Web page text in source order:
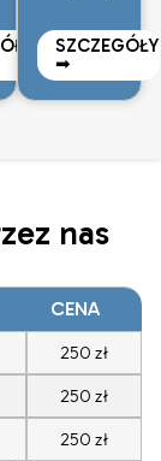
SZCZEGÓŁY
➡︎
nas
CENA
250 zł
250 zł
250 zł